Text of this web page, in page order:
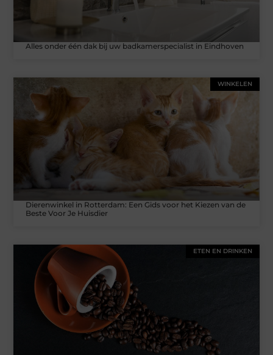
Alles onder één dak bij uw badkamerspecialist in Eindhoven
WINKELEN
Dierenwinkel in Rotterdam: Een Gids voor het Kiezen van de
Beste Voor Je Huisdier
ETEN EN DRINKEN